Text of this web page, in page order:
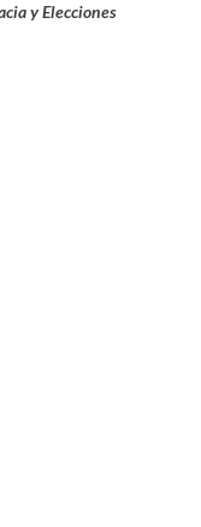
y Elecciones